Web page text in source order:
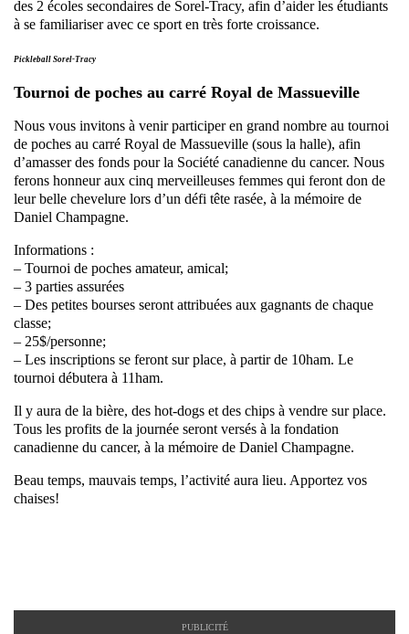
des 2 écoles secondaires de Sorel-Tracy, afin d’aider les étudiants
à se familiariser avec ce sport en très forte croissance.
Pickleball Sorel-Tracy
Tournoi de poches au carré Royal de Massueville
Nous vous invitons à venir participer en grand nombre au tournoi
de poches au carré Royal de Massueville (sous la halle), afin
d’amasser des fonds pour la Société canadienne du cancer. Nous
ferons honneur aux cinq merveilleuses femmes qui feront don de
leur belle chevelure lors d’un défi tête rasée, à la mémoire de
Daniel Champagne.
Informations :
– Tournoi de poches amateur, amical;
– 3 parties assurées
– Des petites bourses seront attribuées aux gagnants de chaque
classe;
– 25$/personne;
– Les inscriptions se feront sur place, à partir de 10ham. Le
tournoi débutera à 11ham.
Il y aura de la bière, des hot-dogs et des chips à vendre sur place.
Tous les profits de la journée seront versés à la fondation
canadienne du cancer, à la mémoire de Daniel Champagne.
Beau temps, mauvais temps, l’activité aura lieu. Apportez vos
chaises!
PUBLICITÉ